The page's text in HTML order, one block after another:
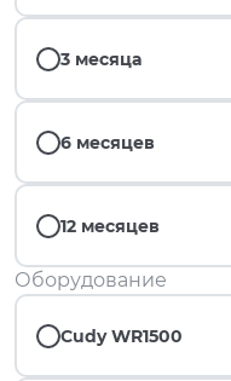
3 месяца
6 месяцев
12 месяцев
Оборудование
Cudy WR1500